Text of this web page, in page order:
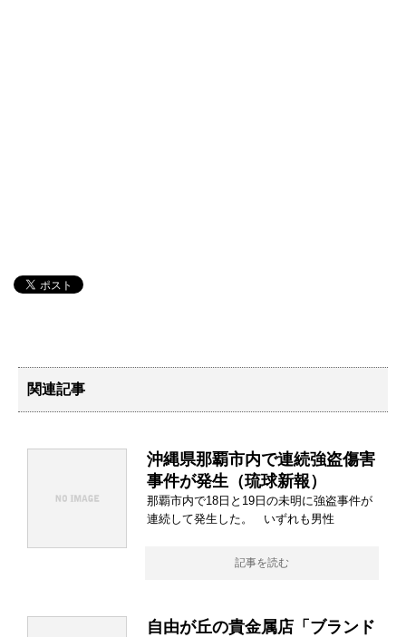
関連記事
沖縄県那覇市内で連続強盗傷害
事件が発生（琉球新報）
那覇市内で18日と19日の未明に強盗事件が
連続して発生した。 いずれも男性
記事を読む
自由が丘の貴金属店「ブランド